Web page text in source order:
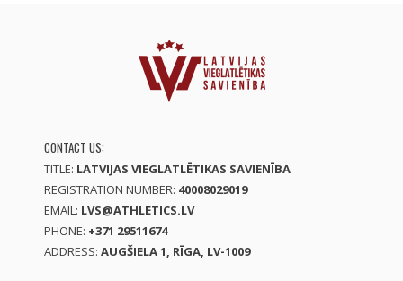
CONTACT US:
TITLE: LATVIJAS VIEGLATLĒTIKAS SAVIENĪBA
REGISTRATION NUMBER: 40008029019
EMAIL: LVS@ATHLETICS.LV
PHONE: +371 29511674
ADDRESS: AUGŠIELA 1, RĪGA, LV-1009